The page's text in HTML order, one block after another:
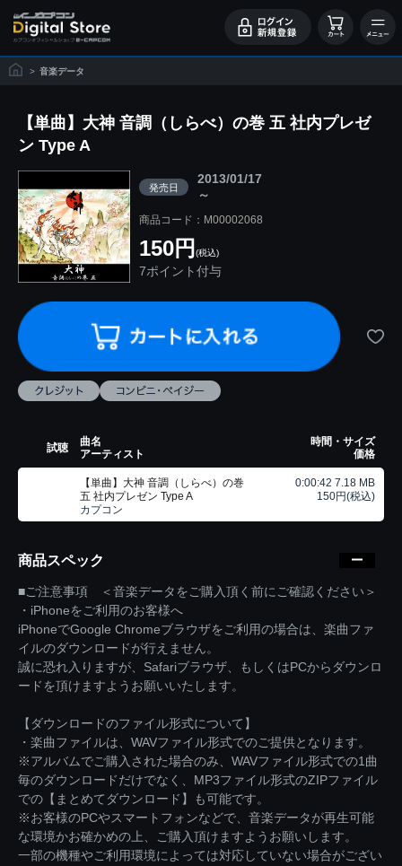
> 音楽データ
【単曲】大神 音調（しらべ）の巻 五 社内プレゼ
ン Type A
発売日
2013/01/17
～
商品コード：M00002068
150円 (税込)
7ポイント付与
試聴
曲名
アーティスト
時間・サイズ
価格
【単曲】大神 音調（しらべ）の巻
五 社内プレゼン Type A
カプコン
0:00:42 7.18 MB
150円(税込)
商品スペック
■ご注意事項 ＜音楽データをご購入頂く前にご確認ください＞
・iPhoneをご利用のお客様へ
iPhoneでGoogle Chromeブラウザをご利用の場合は、楽曲ファ
イルのダウンロードが行えません。
誠に恐れ入りますが、Safariブラウザ、もしくはPCからダウンロ
ードを頂けますようお願いいたします。
【ダウンロードのファイル形式について】
・楽曲ファイルは、WAVファイル形式でのご提供となります。
※アルバムでご購入された場合のみ、WAVファイル形式での1曲
毎のダウンロードだけでなく、MP3ファイル形式のZIPファイル
での【まとめてダウンロード】も可能です。
※お客様のPCやスマートフォンなどで、音楽データが再生可能
な環境かお確かめの上、ご購入頂けますようお願いします。
一部の機種やご利用環境によっては対応していない場合がござい